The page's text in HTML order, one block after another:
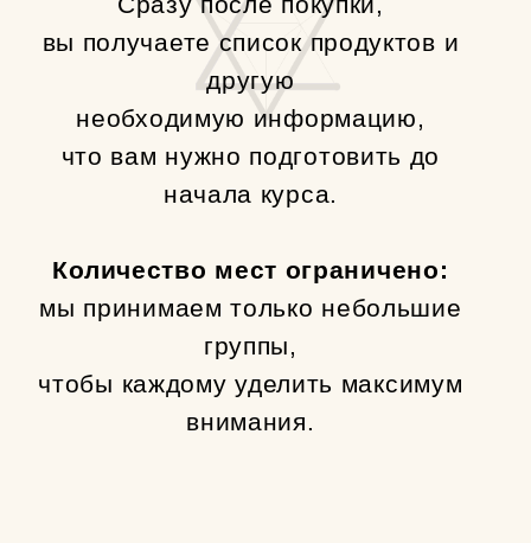
СКИДКОЙ 30%
«Нажимая на кнопку, вы даете согласие на
обработку персональных данных и соглашаетесь c